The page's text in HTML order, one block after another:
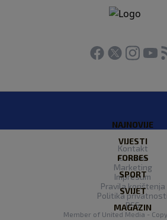
NAJNOVIJE
VIJESTI
FORBES
SPORT
SVIJET
MAGAZIN
Kontakt
O nama
Marketing
Impresum
Pravila korištenja
Politika privatnosti
RSS
Member of United Media -